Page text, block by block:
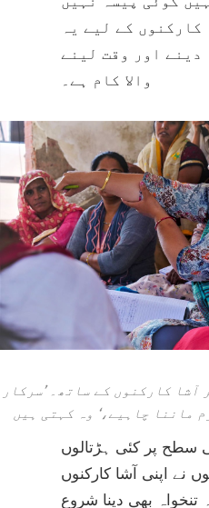
کارکنوں کے لیے یہ
دینے اور وقت لینے
والا کام ہے۔
کارکنوں کے ساتھ۔ ’سرکار
ماننا چاہیے،‘ وہ کہتی ہیں
سطح پر کئی ہڑتالوں
نے اپنی آشا کارکنوں
تنخواہ بھی دینا شروع